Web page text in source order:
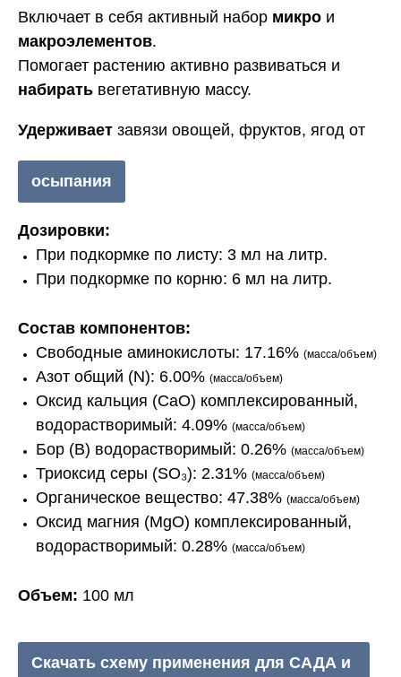
Включает в себя активный набор микро и
макроэлементов.
Помогает растению активно развиваться и
набирать вегетативную массу.
Удерживает завязи овощей, фруктов, ягод от
осыпания
Дозировки:
При подкормке по листу: 3 мл на литр.
При подкормке по корню: 6 мл на литр.
Состав компонентов:
Свободные аминокислоты: 17.16% (масса/объем)
Азот общий (N): 6.00% (масса/объем)
Оксид кальция (CaO) комплексированный,
водорастворимый: 4.09% (масса/объем)
Бор (B) водорастворимый: 0.26% (масса/объем)
Триоксид серы (SO₃): 2.31% (масса/объем)
Органическое вещество: 47.38% (масса/объем)
Оксид магния (MgO) комплексированный,
водорастворимый: 0.28% (масса/объем)
Объем: 100 мл
Скачать схему применения для САДА и